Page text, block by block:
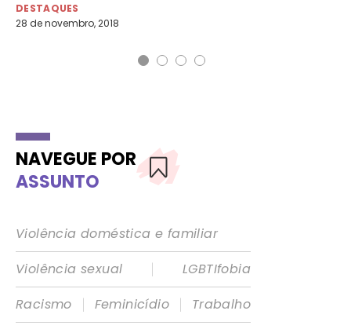
DESTAQUES
28 de novembro, 2018
NAVEGUE POR
ASSUNTO
Violência doméstica e familiar
Violência sexual
|
LGBTIfobia
Racismo
| Feminicídio |
Trabalho